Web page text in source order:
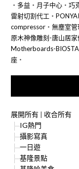
‧ 多益‧ 月子中心‧ 巧
雷射切割代工 ‧
compressor‧ 無塵室管
原木神像雕刻-唐山居家
Motherboards-
座‧
展開所有| 收合所有
IG熱門
攝影寫真
一日遊
基隆景點